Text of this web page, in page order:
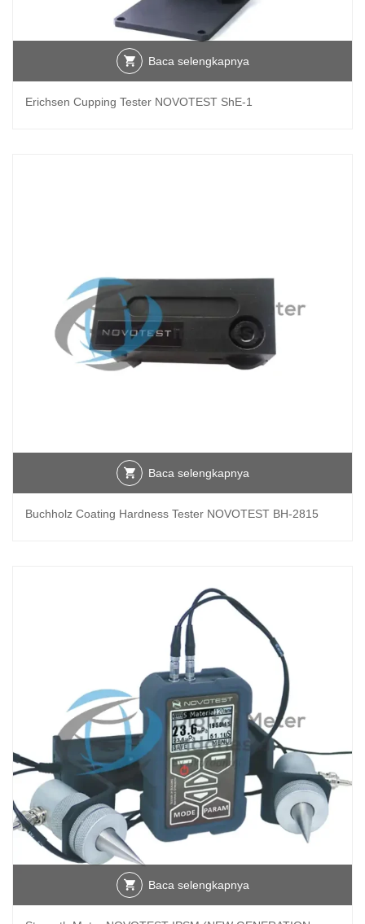
Baca selengkapnya
Erichsen Cupping Tester NOVOTEST ShE-1
Baca selengkapnya
Buchholz Coating Hardness Tester NOVOTEST BH-2815
Baca selengkapnya